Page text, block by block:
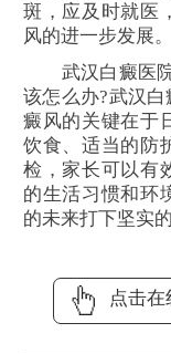
斑，应及时就医
风的进一步发展。
武汉白癜医院
该怎么办?武汉
癜风的关键在于
饮食、适当的防
检，家长可以有
的生活习惯和环
的未来打下坚实的
点击在